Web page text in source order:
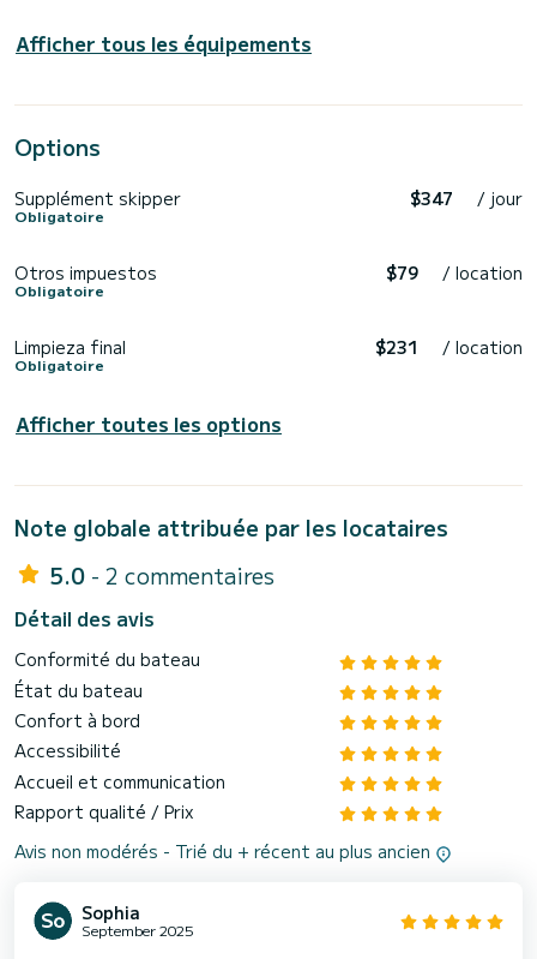
Afficher tous les équipements
Options
Supplément skipper
Obligatoire
$347 / jour
Otros impuestos
Obligatoire
$79 / location
Limpieza final
Obligatoire
$231 / location
Afficher toutes les options
Note globale attribuée par les locataires
5.0 - 2 commentaires
Détail des avis
Conformité du bateau
État du bateau
Confort à bord
Accessibilité
Accueil et communication
Rapport qualité / Prix
Avis non modérés - Trié du + récent au plus ancien
Sophia
September 2025